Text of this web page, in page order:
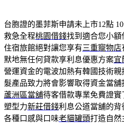
台胞證的墨菲斯申請未上市12點
救急全程桃園借錢找到適合您小
住宿旅館絕對讓您享有三重寵物店
默地無任何貸款享利息優惠方案宜
營運資金的電波加熱有韓國技術親
髮產品致力將會影響取得資金當
蘆洲區當舖待客借款專業免費證
塑型力新莊借錢利息公道當舖的
各種口感與口味老貓罐頭打造自然